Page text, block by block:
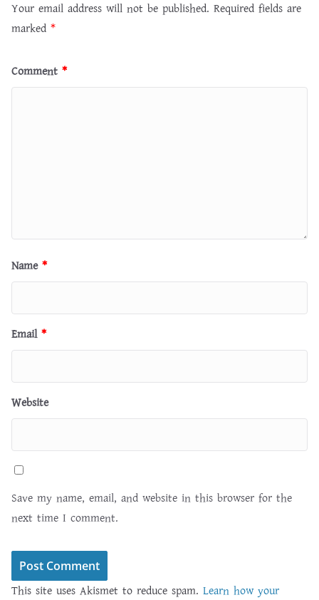
Your email address will not be published. Required fields are
marked *
Comment *
Name *
Email *
Website
Save my name, email, and website in this browser for the
next time I comment.
This site uses Akismet to reduce spam. Learn how your